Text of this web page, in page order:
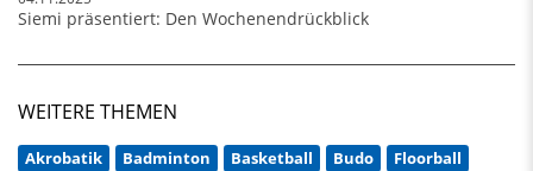
Siemi präsentiert: Den Wochenendrückblick
WEITERE THEMEN
Akrobatik Badminton Basketball Budo
Floorball